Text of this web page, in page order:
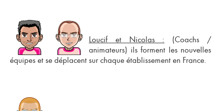
Loucif et Nicolas : (Coachs /
animateurs) ils forment les nouvelles
équipes et se déplacent sur chaque établissement en France.